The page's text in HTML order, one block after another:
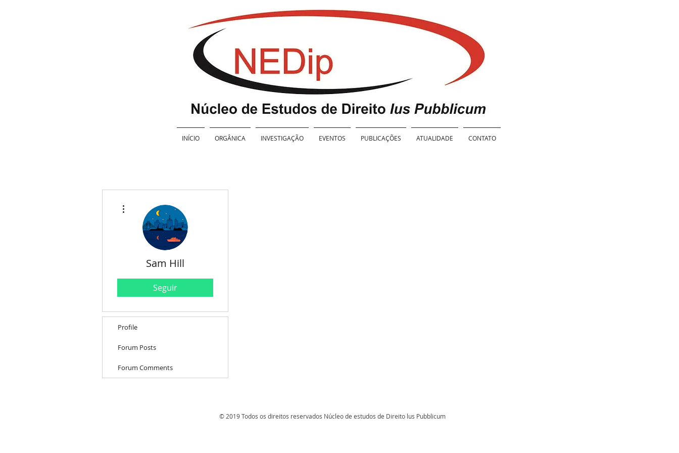
INÍCIO ORGÂNICA INVESTIGAÇÃO EVENTOS PUBLICAÇÕES ATUALIDADE CONTATO
Sam Hill
Seguir
Profile
Forum Posts
Forum Comments
© 2019 Todos os direitos reservados Núcleo de estudos de Direito lus Pubblicum